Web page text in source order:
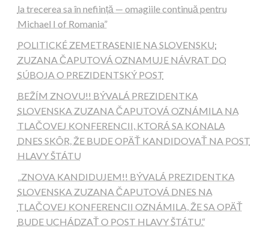
la trecerea sa în neființă — omagiile continuă pentru
Michael I of Romania”
POLITICKÉ ZEMETRASENIE NA SLOVENSKU:
ZUZANA ČAPUTOVÁ OZNAMUJE NÁVRAT DO
SÚBOJA O PREZIDENTSKÝ POST
BEŽÍM ZNOVU!! BÝVALÁ PREZIDENTKA
SLOVENSKA ZUZANA ČAPUTOVÁ OZNÁMILA NA
TLAČOVEJ KONFERENCII, KTORÁ SA KONALA
DNES SKÔR, ŽE BUDE OPÄŤ KANDIDOVAŤ NA POST
HLAVY ŠTÁTU
„ZNOVA KANDIDUJEM!! BÝVALÁ PREZIDENTKA
SLOVENSKA ZUZANA ČAPUTOVÁ DNES NA
TLAČOVEJ KONFERENCII OZNÁMILA, ŽE SA OPÄŤ
BUDE UCHÁDZAŤ O POST HLAVY ŠTÁTU.“